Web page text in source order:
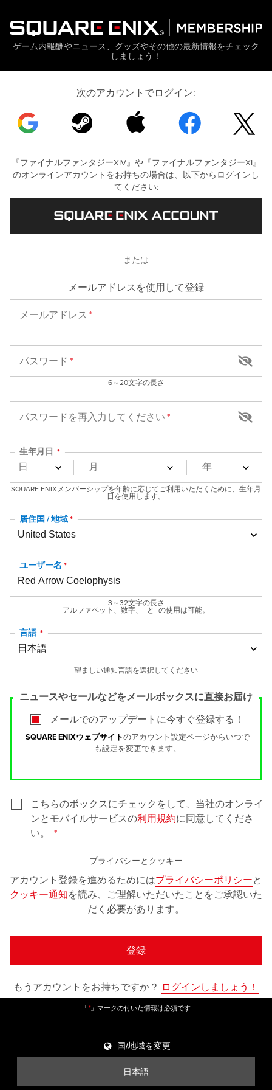
ゲーム内報酬やニュース、グッズやその他の最新情報をチェック
しましょう！
次のアカウントでログイン:
『ファイナルファンタジーXIV』や『ファイナルファンタジーXI』
のオンラインアカウントをお持ちの場合は、以下からログインし
てください:
または
メールアドレスを使用して登録
「*」マークの付いた情報は必須です
メールアドレス
パスワード
6～20文字の長さ
パスワードを再入力してください
生年月日
SQUARE ENIXメンバーシップを年齢に応じてご利用いただくために、生年月
日を使用します。
居住国 / 地域
ユーザー名
3～32文字の長さ
アルファベット、数字、- と_の使用は可能。
言語
望ましい通知言語を選択してください
ニュースやセールなどをメールボックスに直接お届け
メールでのアップデートに今すぐ登録する！
SQUARE ENIXウェブサイトのアカウント設定ページからいつで
も設定を変更できます。
こちらのボックスにチェックをして、当社のオンライ
ンとモバイルサービスの利用規約に同意してくださ
い。
プライバシーとクッキー
アカウント登録を進めるためにはプライバシーポリシーと
クッキー通知を読み、ご理解いただいたことをご承認いた
だく必要があります。
登録
もうアカウントをお持ちですか？ ログインしましょう！
国/地域を変更
日本語